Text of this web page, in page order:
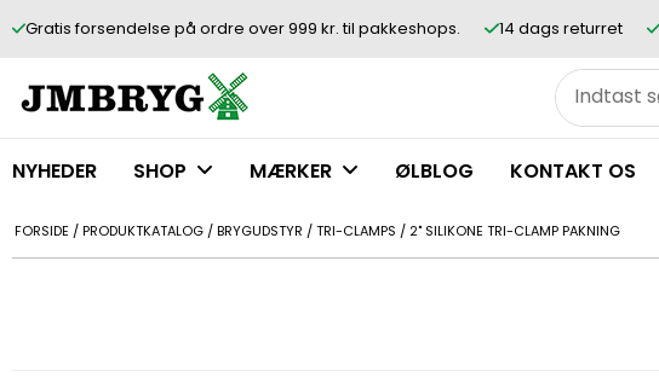
Gratis forsendelse på ordre over 999 kr. til pakkeshops. 14 dags returret
NYHEDER SHOP MÆRKER ØLBLOG KONTAKT OS
FORSIDE / PRODUKTKATALOG /BRYGUDSTYR /TRI-CLAMPS / 2" SILIKONE TRI-CLAMP PAKNING